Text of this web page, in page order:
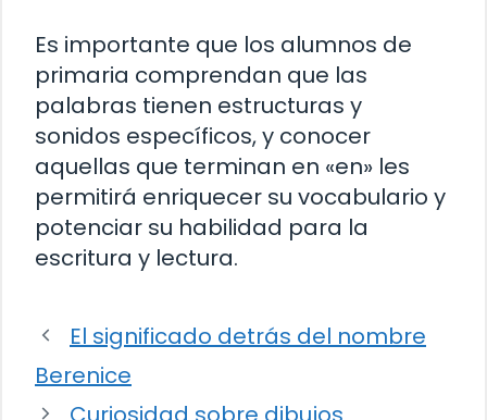
Es importante que los alumnos de
primaria comprendan que las
palabras tienen estructuras y
sonidos específicos, y conocer
aquellas que terminan en «en» les
permitirá enriquecer su vocabulario y
potenciar su habilidad para la
escritura y lectura.
El significado detrás del nombre
Berenice